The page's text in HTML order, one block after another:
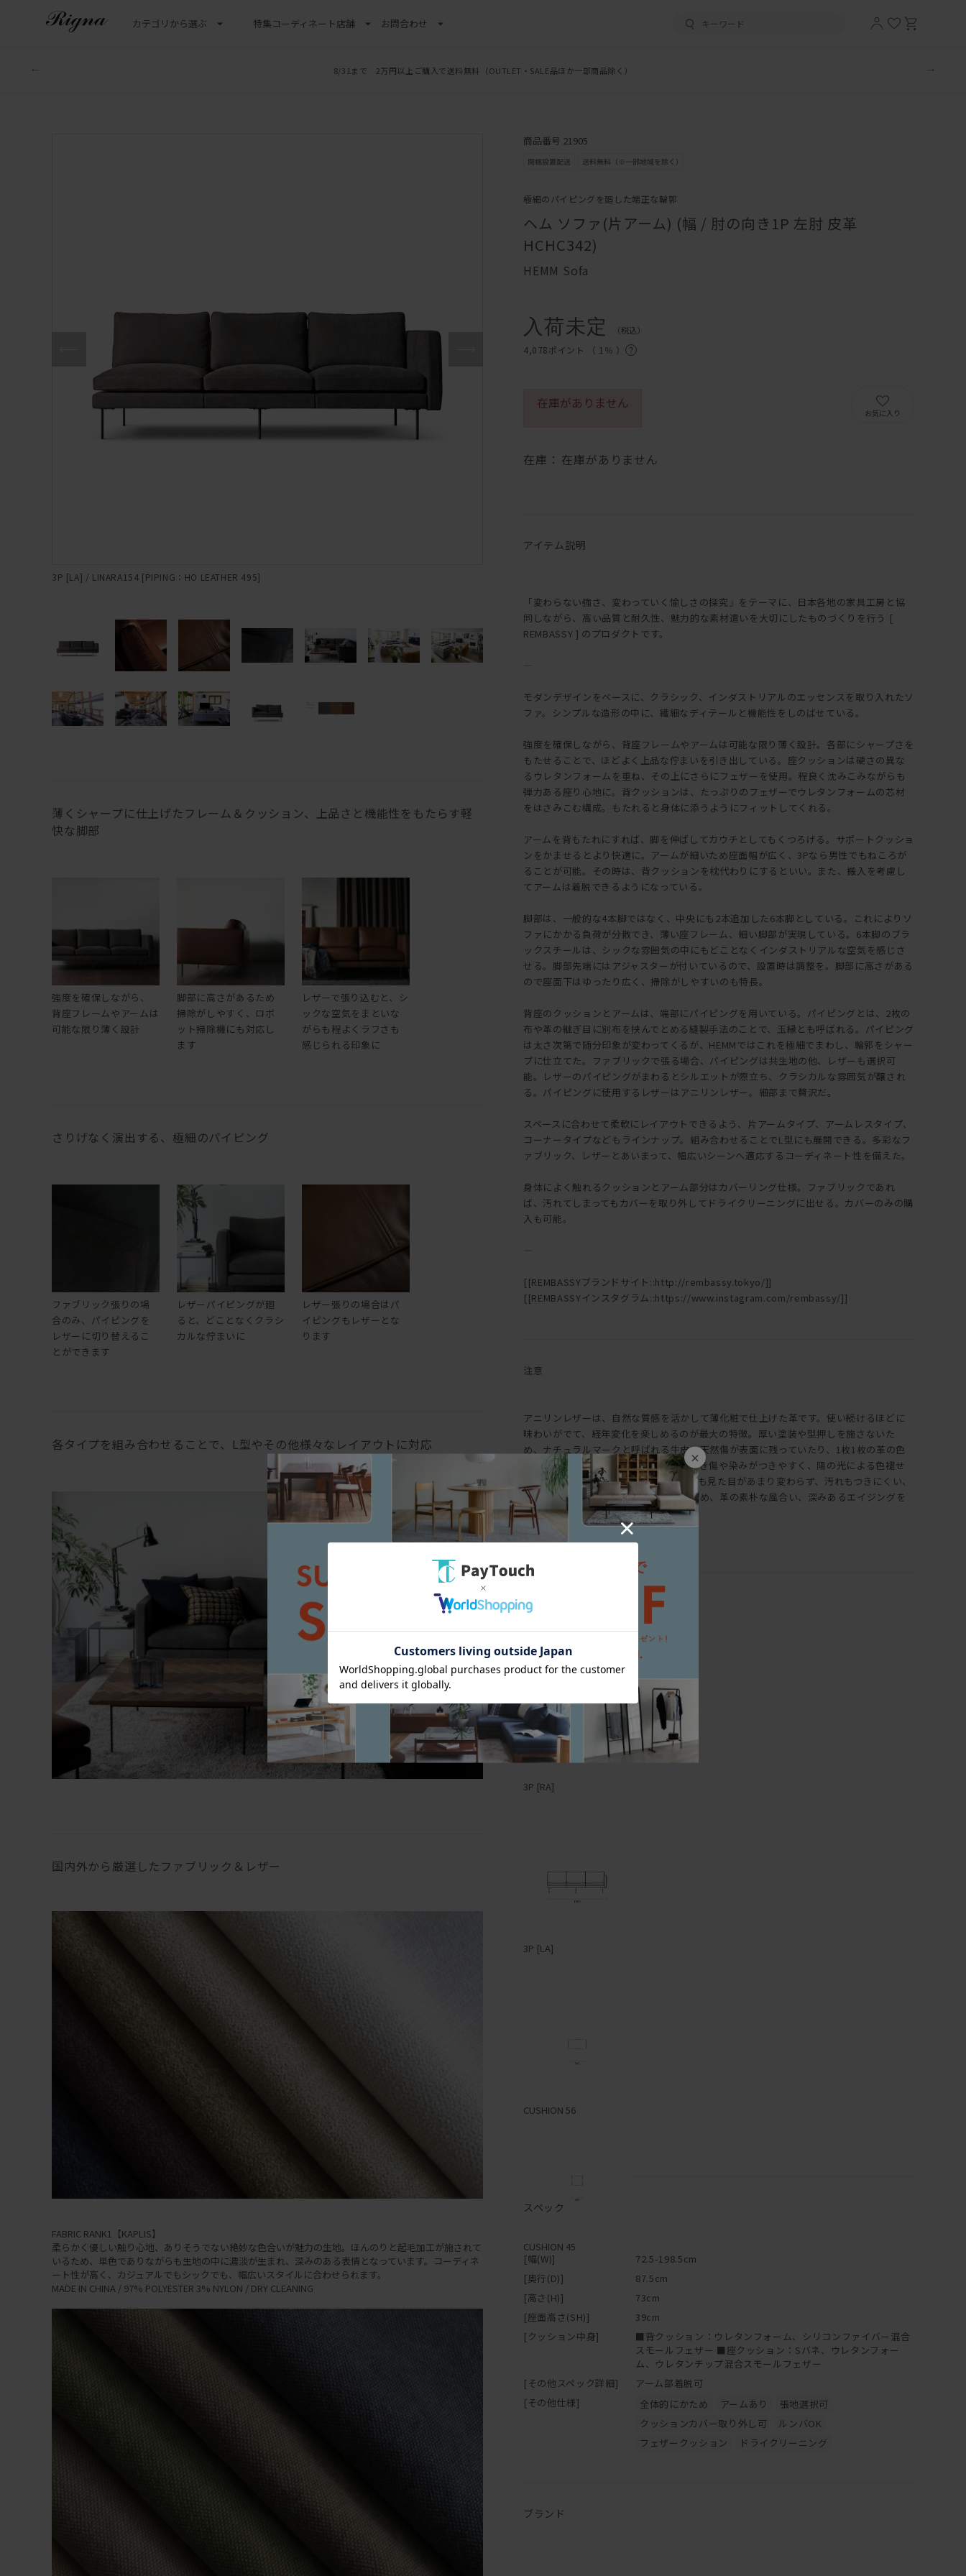
カテゴリから選ぶ 特集コーディネート店舗 お問合わせ
×
8/31まで 2万円以上ご購入で送料無料 （OUTLET・SALE品ほか一部商品除く）
3P [LA] / LINARA154 [PIPING：HO LEATHER 495]
薄くシャープに仕上げたフレーム＆クッション、上品さと機能性をもたらす軽
快な脚部
強度を確保しながら、
背座フレームやアームは
可能な限り薄く設計
脚部に高さがあるため
掃除がしやすく、ロボ
ット掃除機にも対応し
ます
レザーで張り込むと、シ
ックな空気をまといな
がらも程よくラフさも
感じられる印象に
さりげなく演出する、極細のパイピング
ファブリック張りの場
合のみ、パイピングを
レザーに切り替えるこ
とができます
レザーパイピングが廻
ると、どことなくクラシ
カルな佇まいに
レザー張りの場合はパ
イピングもレザーとな
ります
各タイプを組み合わせることで、L型やその他様々なレイアウトに対応
国内外から厳選したファブリック＆レザー
FABRIC RANK1【KAPLIS】
柔らかく優しい触り心地、ありそうでない絶妙な色合いが魅力の生地。ほんのりと起毛加工が施されて
いるため、単色でありながらも生地の中に濃淡が生まれ、深みのある表情となっています。コーディネ
ート性が高く、カジュアルでもシックでも、幅広いスタイルに合わせられます。
MADE IN CHINA / 97% POLYESTER 3% NYLON / DRY CLEANING
商品番号 21905
極細のパイピングを廻した端正な輪郭
ヘム ソファ(片アーム) (幅 / 肘の向き1P 左肘 皮革
HCHC342)
HEMM Sofa
入荷未定 （税込）
4,078ポイント （ 1％ ）
在庫： 在庫がありません
在庫がありません
お気に入り
アイテム説明
「変わらない強さ、変わっていく愉しさの探究」をテーマに、日本各地の家具工房と協
同しながら、高い品質と耐久性、魅力的な素材遣いを大切にしたものづくりを行う [
REMBASSY ] のプロダクトです。
モダンデザインをベースに、クラシック、インダストリアルのエッセンスを取り入れたソ
ファ。シンプルな造形の中に、繊細なディテールと機能性をしのばせている。
強度を確保しながら、背座フレームやアームは可能な限り薄く設計。各部にシャープさを
もたせることで、ほどよく上品な佇まいを引き出している。座クッションは硬さの異な
るウレタンフォームを重ね、その上にさらにフェザーを使用。程良く沈みこみながらも
弾力ある座り心地に。背クッションは、たっぷりのフェザーでウレタンフォームの芯材
をはさみこむ構成。もたれると身体に添うようにフィットしてくれる。
アームを背もたれにすれば、脚を伸ばしてカウチとしてもくつろげる。サポートクッショ
ンをかませるとより快適に。アームが細いため座面幅が広く、3Pなら男性でもねころが
ることが可能。その時は、背クッションを枕代わりにするといい。また、搬入を考慮し
てアームは着脱できるようになっている。
脚部は、一般的な4本脚ではなく、中央にも2本追加した6本脚としている。これによりソ
ファにかかる負荷が分散でき、薄い座フレーム、細い脚部が実現している。6本脚のブラ
ックスチールは、シックな雰囲気の中にもどことなくインダストリアルな空気を感じさ
せる。脚部先端にはアジャスターが付いているので、設置時は調整を。脚部に高さがある
ので座面下はゆったり広く、掃除がしやすいのも特長。
背座のクッションとアームは、端部にパイピングを用いている。パイピングとは、2枚の
布や革の継ぎ目に別布を挟んでとめる縫製手法のことで、玉縁とも呼ばれる。パイピング
は太さ次第で随分印象が変わってくるが、HEMMではこれを極細でまわし、輪郭をシャー
プに仕立てた。ファブリックで張る場合、パイピングは共生地の他、レザーも選択可
能。レザーのパイピングがまわるとシルエットが際立ち、クラシカルな雰囲気が醸され
る。パイピングに使用するレザーはアニリンレザー。細部まで贅沢だ。
スペースに合わせて柔軟にレイアウトできるよう、片アームタイプ、アームレスタイプ、
コーナータイプなどもラインナップ。組み合わせることでL型にも展開できる。多彩なフ
ァブリック、レザーとあいまって、幅広いシーンへ適応するコーディネート性を備えた。
身体によく触れるクッションとアーム部分はカバーリング仕様。ファブリックであれ
ば、汚れてしまってもカバーを取り外してドライクリーニングに出せる。カバーのみの購
入も可能。
[[REMBASSYブランドサイト::http://rembassy.tokyo/]]
[[REMBASSYインスタグラム::https://www.instagram.com/rembassy/]]
注意
アニリンレザーは、自然な質感を活かして薄化粧で仕上げた革です。使い続けるほどに
味わいがでて、経年変化を楽しめるのが最大の特徴。厚い塗装や型押しを施さないた
め、ナチュラルマークと呼ばれる牛皮の天然傷が表面に残っていたり、1枚1枚の革の色
味にバラつきがあります。また、ひっかき傷や染みがつきやすく、陽の光による色褪せ
も生じます。均一な表面で、使い続けても見た目があまり変わらず、汚れもつきにくい、
というような一般的な革とは全く違うため、革の素朴な風合い、深みあるエイジングを
求める方におすすめです。
三面図
3P [RA]
3P [LA]
CUSHION 56
CUSHION 45
スペック
[幅(W)]
72.5-198.5cm
[奥行(D)]
87.5cm
[高さ(H)]
73cm
[座面高さ(SH)]
39cm
[クッション中身]
■背クッション：ウレタンフォーム、シリコンファイバー混合
スモールフェザー ■座クッション：Sバネ、ウレタンフォー
ム、ウレタンチップ混合スモールフェザー
[その他スペック詳細]
アーム部着脱可
[その他仕様]
全体的にかため アームあり
張地選択可
クッションカバー取り外し可
ルンバOK
フェザークッション
ドライクリーニング
ブランド